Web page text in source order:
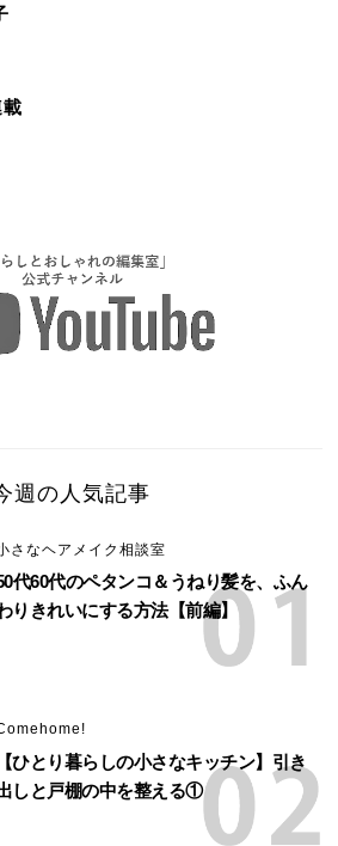
週の人気記事
さなヘアメイク相談室
代60代のペタンコ＆うねり髪を、ふん
りきれいにする方法【前編】
【ひとり暮らしの小さなキッチン】引き
しと戸棚の中を整える①